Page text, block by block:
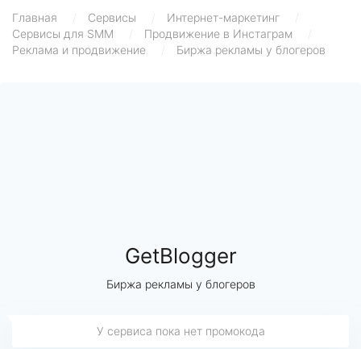
Главная Сервисы Интернет-маркетинг
Сервисы для SMM
Продвижение в Инстаграм
Реклама и продвижение
Биржа рекламы у блогеров
GetBlogger
Биржа рекламы у блогеров
У сервиса пока нет промокода